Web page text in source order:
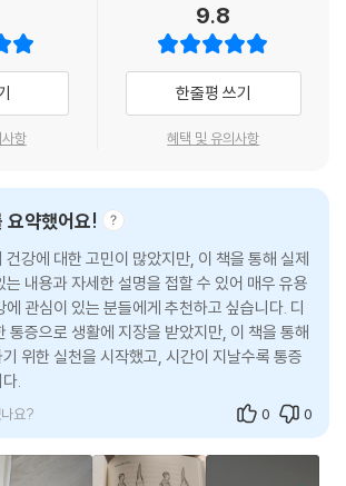
라는 건가?
만을 최대화 하라
안 되는데!
다 천배, 만배 중요한 척추위생
째 관문 - 나도 모르게 자꾸 허리가 구부러져!
째 관문 - 아픈데 어떻게 허리를 펴?
게 보관하는 법: ‘안적천’을 기억하라
최우수작
데도ㅡ아파요!
면 신전동작!
)을 만날 때
)의 변곡점(變曲點)을 만날 때
생으로 일년365일, 하루24시간 요추전만을 유지
터 7장까지는 허리 통증을 어떻게 해석해야 할지
8장부터 12장까지는 요통에서 벗어나 허리 아프 지
책에 관한 내용이다.
내 허리 통증 해석하기’의 구체적인 내용을 보면
한 내용으로 이 책을 읽고 이해 하기 위해 반드시
기초 지식, 급성 요 통과 디스크 손상의 관계, 급성
통증 이 깊어지는 과정을 다룬다. 초판 1장을 소폭
자연 경과, 신전동작, 요추전만 자세와 관련한 내
개정하였다.
로 생기는 방사통(좌골신경통) 의 양상, 좌골신경
경과, 신경뿌리 염증을 요통 치료를 위해 어떻게
리 염증 치료가 필요한 경우와 치료 방법 등을 다
항
9.8
한줄평 쓰기
혜택 및 유의사항
요약했어요!
건강에 대한 고민이 많았지만, 이 책을 통해 실제
는 내용과 자세한 설명을 접할 수 있어 매우 유용
관심이 있는 분들에게 추천하고 싶습니다. 디
통증으로 생활에 지장을 받았지만, 이 책을 통해
위한 실천을 시작했고, 시간이 지날수록 통증
.
요? 0 0